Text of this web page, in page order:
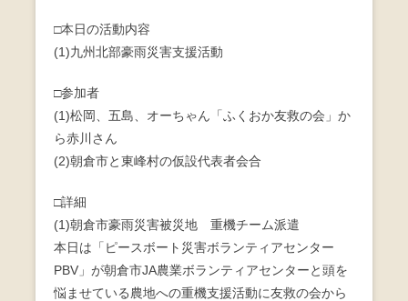
o
□本日の活動内容
(1)九州北部豪雨災害支援活動
□参加者
(1)松岡、五島、オーちゃん「ふくおか友救の会」か
ら赤川さん
(2)朝倉市と東峰村の仮設代表者会合
□詳細
(1)朝倉市豪雨災害被災地 重機チーム派遣
本日は「ピースボート災害ボランティアセンター
PBV」が朝倉市JA農業ボランティアセンターと頭を
悩ませている農地への重機支援活動に友救の会から